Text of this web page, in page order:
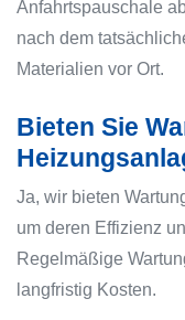
Anfahrtspauschale
nach dem
Materialien vor Ort.
Bieten Sie
Ja, wir bieten
um deren Effizienz
Regelmäßige
langfristig Kosten.